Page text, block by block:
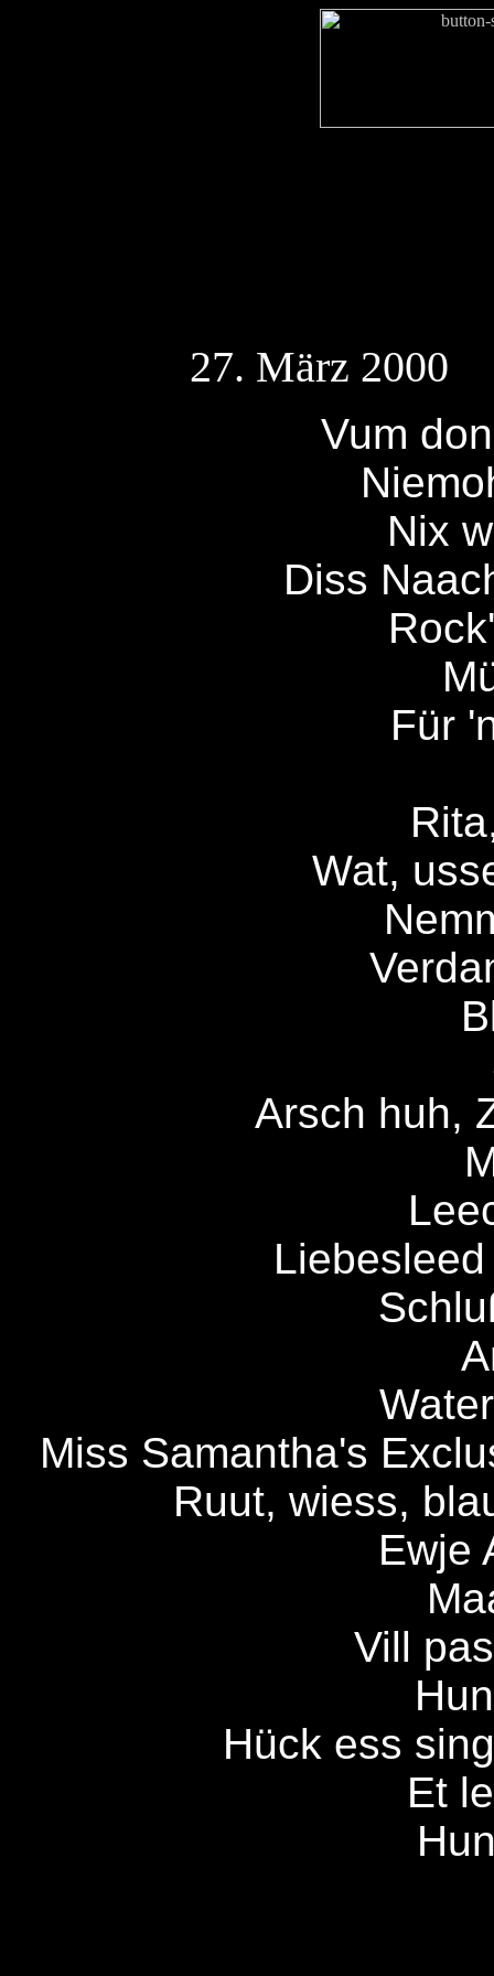
27. März 2000
Vum
Nix
Diss
Für
Wat,
Arsch huh,
Miss Samantha's
Ruut, wiess,
Ewje
Vill
Hück ess
Et